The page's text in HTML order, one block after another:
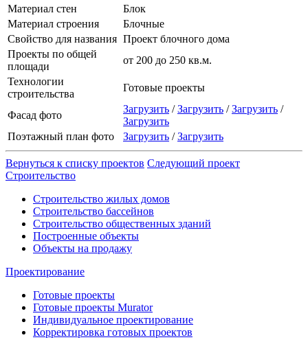
Материал стен
Блок
Материал строения
Блочные
Свойство для названия Проект блочного дома
Проекты по общей
площади
от 200 до 250 кв.м.
Технологии
строительства
Готовые проекты
Фасад фото
Загрузить /Загрузить /Загрузить /
Загрузить
Поэтажный план фото
Загрузить /Загрузить
Вернуться к списку проектов Следующий проект
Строительство
Строительство жилых домов
Строительство бассейнов
Строительство общественных зданий
Построенные объекты
Объекты на продажу
Проектирование
Готовые проекты
Готовые проекты Murator
Индивидуальное проектирование
Корректировка готовых проектов